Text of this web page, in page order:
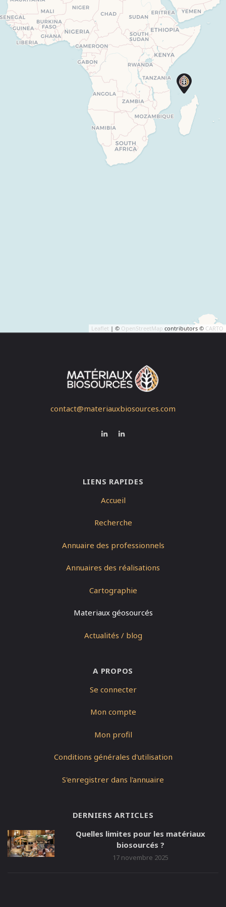
Leaflet | © OpenStreetMap contributors © CARTO
contact@materiauxbiosources.com
LIENS RAPIDES
Accueil
Recherche
Annuaire des professionnels
Annuaires des réalisations
Cartographie
Materiaux géosourcés
Actualités / blog
A PROPOS
Se connecter
Mon compte
Mon profil
Conditions générales d'utilisation
S'enregistrer dans l'annuaire
DERNIERS ARTICLES
Quelles limites pour les matériaux
biosourcés ?
17 novembre 2025